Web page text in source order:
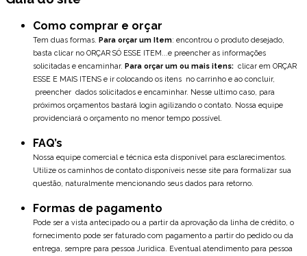
Como comprar e orçar
Tem duas formas. Para orçar um Item: encontrou o produto desejado,
basta clicar no ORÇAR SÓ ESSE ITEM...e preencher as informações
solicitadas e encaminhar. Para orçar um ou mais itens: clicar em ORÇAR
ESSE E MAIS ITENS e ir colocando os itens no carrinho e ao concluir,
preencher dados solicitados e encaminhar. Nesse ultimo caso, para
próximos orçamentos bastará login agilizando o contato. Nossa equipe
providenciará o orçamento no menor tempo possível.
FAQ’s
Nossa equipe comercial e técnica esta disponível para esclarecimentos.
Utilize os caminhos de contato disponíveis nesse site para formalizar sua
questão, naturalmente mencionando seus dados para retorno.
Formas de pagamento
Pode ser a vista antecipado ou a partir da aprovação da linha de crédito, o
fornecimento pode ser faturado com pagamento a partir do pedido ou da
entrega, sempre para pessoa Juridica. Eventual atendimento para pessoa